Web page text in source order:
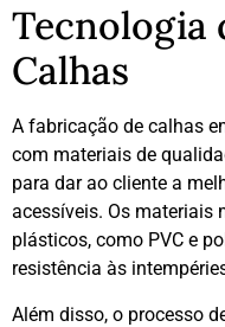
Tecnologia
Calhas
A fabricação de calhas
com materiais de
para dar ao cliente a
acessíveis. Os materiais
plásticos, como PVC e
resistência às
Além disso, o processo